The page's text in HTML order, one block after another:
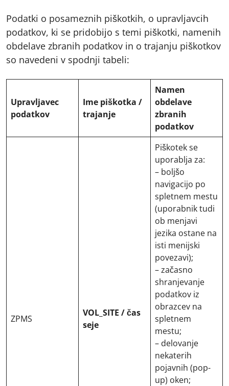
Podatki o posameznih piškotkih, o upravljavcih
podatkov, ki se pridobijo s temi piškotki, namenih
obdelave zbranih podatkov in o trajanju piškotkov
so navedeni v spodnji tabeli:
Upravljavec
podatkov
Ime piškotka /
trajanje
Namen
obdelave
zbranih
podatkov
ZPMS
VOL_SITE / čas
seje
Piškotek se
uporablja za:
– boljšo
navigacijo po
spletnem mestu
(uporabnik tudi
ob menjavi
jezika ostane na
isti menijski
povezavi);
– začasno
shranjevanje
podatkov iz
obrazcev na
spletnem
mestu;
– delovanje
nekaterih
pojavnih (pop-
up) oken;